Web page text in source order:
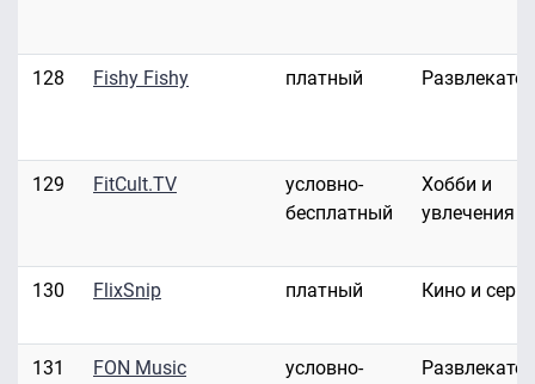
128 Fishy Fishy платный
129 FitCult.TV
условно-
бесплатный
Хобби и
увлечения
130 FlixSnip платный Кино и
131 FON Music
условно-